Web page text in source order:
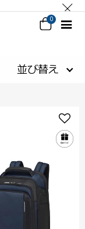
0
並び替え